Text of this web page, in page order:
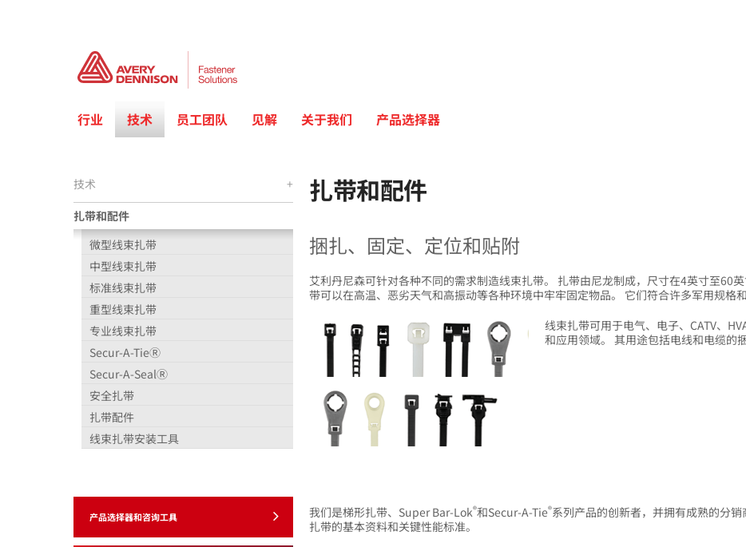
行业 技术 员工团队 见解 关于我们 产品选择器
扎带和配件
捆扎、固定、定位和贴附
艾利丹尼森可针对各种不同的需求制造线束扎带。 扎带由尼龙制成，尺寸在4英寸至60
带可以在高温、恶劣天气和高振动等各种环境中牢牢固定物品。 它们符合许多军用规格和
线束扎带可用于电气、电子、CATV、
和应用领域。 其用途包括电线和电缆的
我们是梯形扎带、Super Bar-Lok®和Secur-A-Tie®系列产品的创新者，并拥有成熟的分
扎带的基本资料和关键性能标准。
+
技术
扎带和配件
微型线束扎带
中型线束扎带
标准线束扎带
重型线束扎带
专业线束扎带
Secur-A-TieⓇ
Secur-A-SealⓇ
安全扎带
扎带配件
线束扎带安装工具
产品选择器和咨询工具